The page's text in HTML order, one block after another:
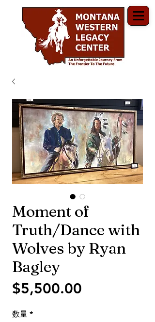
Moment of
Truth/Dance with
Wolves by Ryan
Bagley
$5,500.00
数量 *